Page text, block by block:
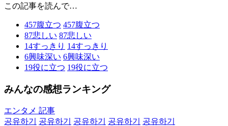
この記事を読んで…
457腹立つ 457腹立つ
87悲しい 87悲しい
14すっきり 14すっきり
6興味深い 6興味深い
19役に立つ 19役に立つ
みんなの感想ランキング
エンタメ 記事
공유하기
공유하기 공유하기 공유하기
공유하기